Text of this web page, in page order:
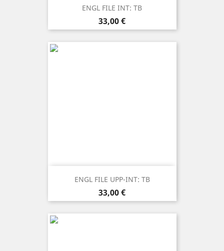
ENGL FILE INT: TB
Prezzo
33,00 €
ENGL FILE UPP-INT: TB
Prezzo
33,00 €